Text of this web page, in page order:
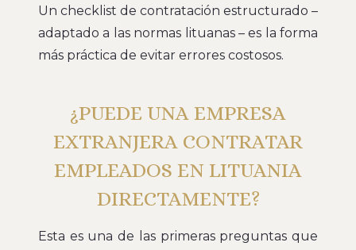
Un checklist de contratación estructurado –
adaptado a las normas lituanas – es la forma
más práctica de evitar errores costosos.
¿PUEDE UNA EMPRESA
EXTRANJERA CONTRATAR
EMPLEADOS EN LITUANIA
DIRECTAMENTE?
Esta es una de las primeras preguntas que